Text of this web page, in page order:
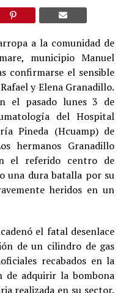
a la comunidad de
municipio Manuel
confirmarse el sensible
y Elena Granadillo.
el pasado lunes 3 de
del Hospital
Pineda (Hcuamp) de
hermanos Granadillo
el referido centro de
una dura batalla por su
heridos en un
el fatal desenlace
de un cilindro de gas
recabados en la
de adquirir la bombona
realizada en su sector.